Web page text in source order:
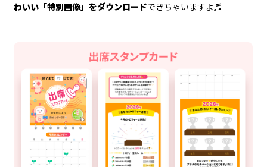
わいい「特別画像」をダウンロードできちゃいますよ♬